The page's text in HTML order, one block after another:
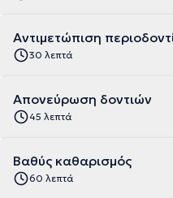
Αντιμετώπιση
30 λεπτά
Απονεύρωση δοντιών
45 λεπτά
Βαθύς καθαρισμός
60 λεπτά